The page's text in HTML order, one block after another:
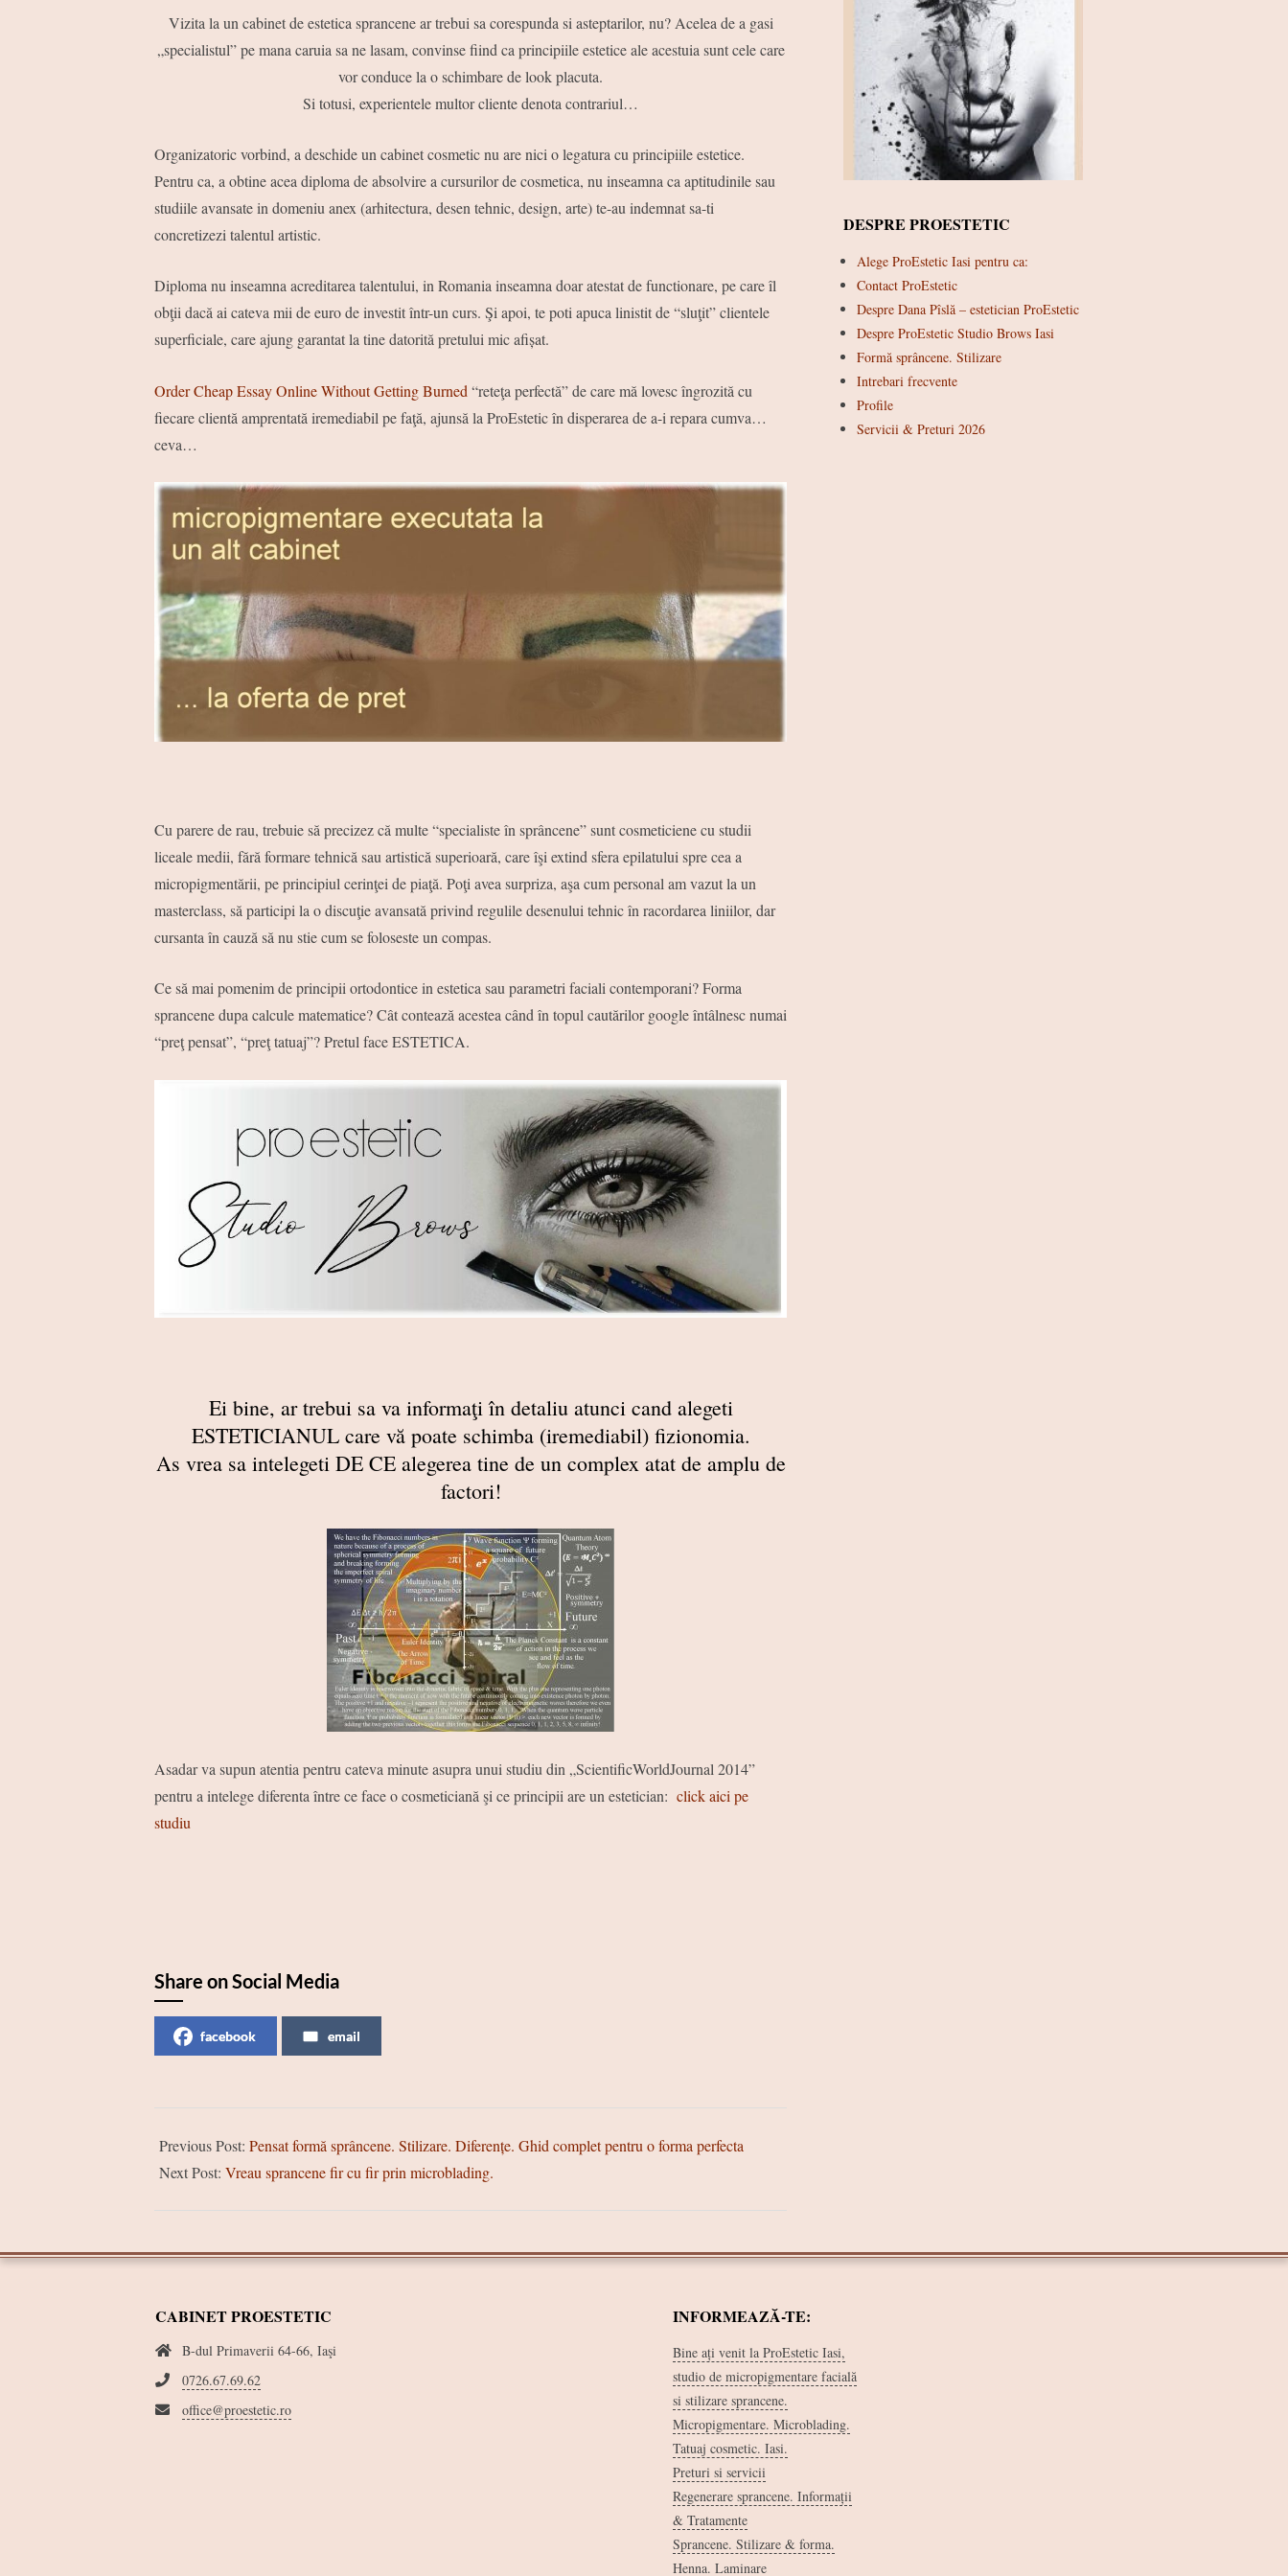
Vizita la un cabinet de estetica sprancene ar trebui sa corespunda si asteptarilor, nu? Acelea de a gasi
„specialistul” pe mana caruia sa ne lasam, convinse fiind ca principiile estetice ale acestuia sunt cele care
vor conduce la o schimbare de look placuta.
Si totusi, experientele multor cliente denota contrariul…
Organizatoric vorbind, a deschide un cabinet cosmetic nu are nici o legatura cu principiile estetice.
Pentru ca, a obtine acea diploma de absolvire a cursurilor de cosmetica, nu inseamna ca aptitudinile sau
studiile avansate in domeniu anex (arhitectura, desen tehnic, design, arte) te-au indemnat sa-ti
concretizezi talentul artistic.
Diploma nu inseamna acreditarea talentului, in Romania inseamna doar atestat de functionare, pe care îl
obţii dacă ai cateva mii de euro de investit într-un curs. Şi apoi, te poti apuca linistit de “sluţit” clientele
superficiale, care ajung garantat la tine datorită pretului mic afișat.
Order Cheap Essay Online Without Getting Burned “reteţa perfectă” de care mă lovesc îngrozită cu
fiecare clientă amprentată iremediabil pe faţă, ajunsă la ProEstetic în disperarea de a-i repara cumva…
ceva…
Cu parere de rau, trebuie să precizez că multe “specialiste în sprâncene” sunt cosmeticiene cu studii
liceale medii, fără formare tehnică sau artistică superioară, care îşi extind sfera epilatului spre cea a
micropigmentării, pe principiul cerinţei de piaţă. Poţi avea surpriza, aşa cum personal am vazut la un
masterclass, să participi la o discuţie avansată privind regulile desenului tehnic în racordarea liniilor, dar
cursanta în cauză să nu stie cum se foloseste un compas.
Ce să mai pomenim de principii ortodontice in estetica sau parametri faciali contemporani? Forma
sprancene dupa calcule matematice? Cât contează acestea când în topul cautărilor google întâlnesc numai
“preţ pensat”, “preţ tatuaj”? Pretul face ESTETICA.
Ei bine, ar trebui sa va informaţi în detaliu atunci cand alegeti
ESTETICIANUL care vă poate schimba (iremediabil) fizionomia.
As vrea sa intelegeti DE CE alegerea tine de un complex atat de amplu de
factori!
Asadar va supun atentia pentru cateva minute asupra unui studiu din „ScientificWorldJournal 2014”
pentru a intelege diferenta între ce face o cosmeticiană şi ce principii are un estetician: click aici pe
studiu
Share on Social Media
facebook email
06-
06
Previous Post: Pensat formă sprâncene. Stilizare. Diferențe. Ghid complet pentru o forma perfecta
Next Post: Vreau sprancene fir cu fir prin microblading.
DESPRE PROESTETIC
Alege ProEstetic Iasi pentru ca:
Contact ProEstetic
Despre Dana Pîslă – estetician ProEstetic
Despre ProEstetic Studio Brows Iasi
Formă sprâncene. Stilizare
Intrebari frecvente
Profile
Servicii & Preturi 2026
CABINET PROESTETIC
B-dul Primaverii 64-66, Iaşi
0726.67.69.62
office@proestetic.ro
INFORMEAZĂ-TE:
Bine ați venit la ProEstetic Iasi,
studio de micropigmentare facială
si stilizare sprancene.
Micropigmentare. Microblading.
Tatuaj cosmetic. Iasi.
Preturi si servicii
Regenerare sprancene. Informații
& Tratamente
Sprancene. Stilizare & forma.
Henna. Laminare